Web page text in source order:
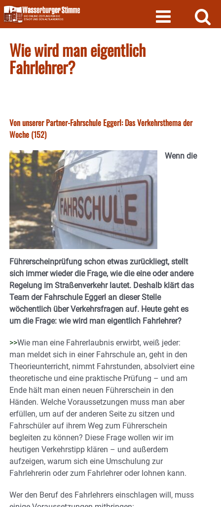
Skip
to
content
Wie wird man eigentlich
Fahrlehrer?
Von unserer Partner-Fahrschule Eggerl: Das Verkehrsthema der
Woche (152)
Wenn die
Führerscheinprüfung schon etwas zurückliegt, stellt
sich immer wieder die Frage, wie die eine oder andere
Regelung im Straßenverkehr lautet. Deshalb klärt das
Team der Fahrschule Eggerl an dieser Stelle
wöchentlich über Verkehrsfragen auf. Heute geht es
um die Frage: wie wird man eigentlich Fahrlehrer?
>>Wie man eine Fahrerlaubnis erwirbt, weiß jeder:
man meldet sich in einer Fahrschule an, geht in den
Theorieunterricht, nimmt Fahrstunden, absolviert eine
theoretische und eine praktische Prüfung – und am
Ende hält man einen neuen Führerschein in den
Händen. Welche Voraussetzungen muss man aber
erfüllen, um auf der anderen Seite zu sitzen und
Fahrschüler auf ihrem Weg zum Führerschein
begleiten zu können? Diese Frage wollen wir im
heutigen Verkehrstipp klären – und außerdem
aufzeigen, warum sich eine Umschulung zur
Fahrlehrerin oder zum Fahrlehrer oder lohnen kann.
Wer den Beruf des Fahrlehrers einschlagen will, muss